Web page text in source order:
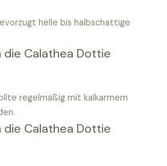
helle bis halbschattige
Calathea Dottie
regelmäßig mit kalkarmem
Calathea Dottie